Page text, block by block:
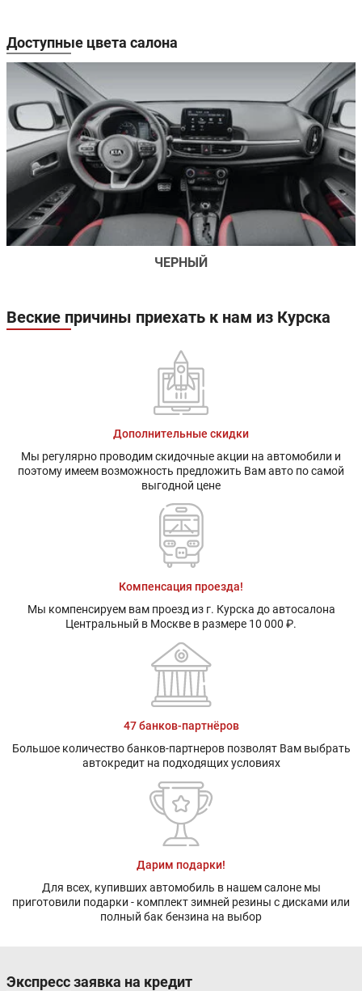
тормоза:
Дисковые
Задние тормоза: Барабанные
Производство: Южная Корея
Гарантия: 5 лет или 150000 км
Доступные цвета салона
ЧЕРНЫЙ
Веские причины приехать к нам из Курска
Дополнительные скидки
Мы регулярно проводим скидочные акции на автомобили и
поэтому имеем возможность предложить Вам авто по самой
выгодной цене
Компенсация проезда!
Мы компенсируем вам проезд из г. Курска до автосалона
Центральный в Москве в размере 10 000 ₽.
47 банков-партнёров
Большое количество банков-партнеров позволят Вам выбрать
автокредит на подходящих условиях
Дарим подарки!
Для всех, купивших автомобиль в нашем салоне мы
приготовили подарки - комплект зимней резины с дисками или
полный бак бензина на выбор
Экспресс заявка на кредит